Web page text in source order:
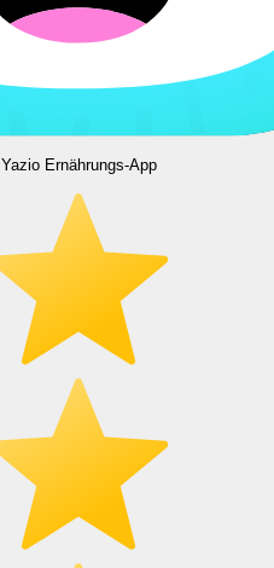
Yazio Ernährungs-App